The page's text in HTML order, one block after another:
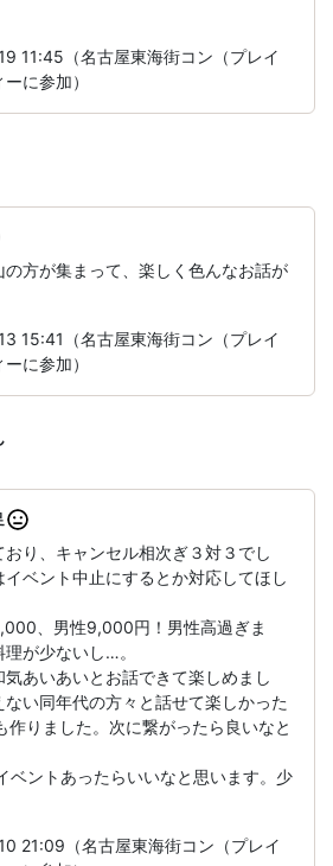
11:45（名古屋東海街コン（プレイ
に参加）
方が集まって、楽しく色んなお話が
15:41（名古屋東海街コン（プレイ
に参加）
り、キャンセル相次ぎ３対３でし
ベント中止にするとか対応してほし
、男性9,000円！男性高過ぎま
が少ないし…。
あいあいとお話できて楽しめまし
い同年代の方々と話せて楽しかった
作りました。次に繋がったら良いなと
ベントあったらいいなと思います。少
21:09（名古屋東海街コン（プレイ